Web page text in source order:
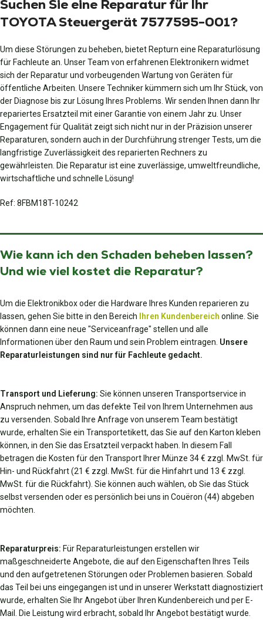
Suchen Sie eine Reparatur für Ihr
TOYOTA Steuergerät 7577595-001?
Um diese Störungen zu beheben, bietet Repturn eine Reparaturlösung
für Fachleute an. Unser Team von erfahrenen Elektronikern widmet
sich der Reparatur und vorbeugenden Wartung von Geräten für
öffentliche Arbeiten. Unsere Techniker kümmern sich um Ihr Stück, von
der Diagnose bis zur Lösung Ihres Problems. Wir senden Ihnen dann Ihr
repariertes Ersatzteil mit einer Garantie von einem Jahr zu. Unser
Engagement für Qualität zeigt sich nicht nur in der Präzision unserer
Reparaturen, sondern auch in der Durchführung strenger Tests, um die
langfristige Zuverlässigkeit des reparierten Rechners zu
gewährleisten. Die Reparatur ist eine zuverlässige, umweltfreundliche,
wirtschaftliche und schnelle Lösung!
Ref: 8FBM18T-10242
Wie kann ich den Schaden beheben lassen?
Und wie viel kostet die Reparatur?
Um die Elektronikbox oder die Hardware Ihres Kunden reparieren zu
lassen, gehen Sie bitte in den Bereich
Ihren Kundenbereich online. Sie
können dann eine neue "Serviceanfrage" stellen und alle
Informationen über den Raum und sein Problem eintragen. Unsere
Reparaturleistungen sind nur für Fachleute gedacht.
Transport und Lieferung: Sie können unseren Transportservice in
Anspruch nehmen, um das defekte Teil von Ihrem Unternehmen aus
zu versenden. Sobald Ihre Anfrage von unserem Team bestätigt
wurde, erhalten Sie ein Transportetikett, das Sie auf den Karton kleben
können, in den Sie das Ersatzteil verpackt haben. In diesem Fall
betragen die Kosten für den Transport Ihrer Münze 34 € zzgl. MwSt. für
Hin- und Rückfahrt (21 € zzgl. MwSt. für die Hinfahrt und 13 € zzgl.
MwSt. für die Rückfahrt). Sie können auch wählen, ob Sie das Stück
selbst versenden oder es persönlich bei uns in Couëron (44) abgeben
möchten.
Reparaturpreis: Für Reparaturleistungen erstellen wir
maßgeschneiderte Angebote, die auf den Eigenschaften Ihres Teils
und den aufgetretenen Störungen oder Problemen basieren. Sobald
das Teil bei uns eingegangen ist und in unserer Werkstatt diagnostiziert
wurde, erhalten Sie Ihr Angebot über Ihren Kundenbereich und per E-
Mail. Die Leistung wird erbracht, sobald Ihr Angebot bestätigt wurde.